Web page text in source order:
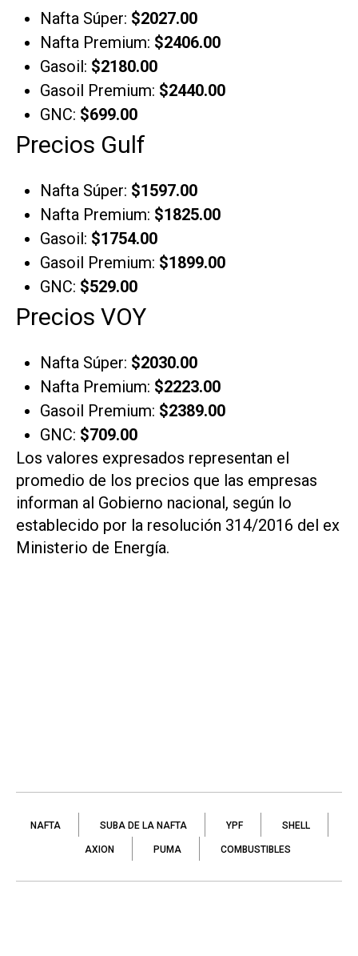
Nafta Súper: $2027.00
Nafta Premium: $2406.00
Gasoil: $2180.00
Gasoil Premium: $2440.00
GNC: $699.00
Precios Gulf
Nafta Súper: $1597.00
Nafta Premium: $1825.00
Gasoil: $1754.00
Gasoil Premium: $1899.00
GNC: $529.00
Precios VOY
Nafta Súper: $2030.00
Nafta Premium: $2223.00
Gasoil Premium: $2389.00
GNC: $709.00
Los valores expresados representan el
promedio de los precios que las empresas
informan al Gobierno nacional, según lo
establecido por la resolución 314/2016 del ex
Ministerio de Energía.
NAFTA SUBA DE LA NAFTA YPF SHELL
AXION PUMA COMBUSTIBLES